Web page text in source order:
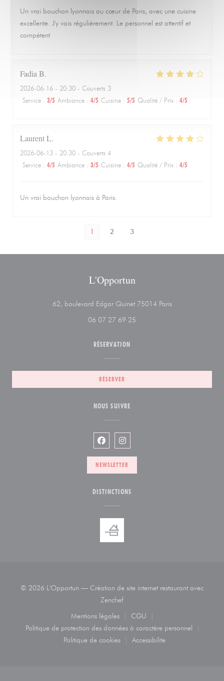
Un vrai bouchon lyonnais au cœur de Paris, avec une cuisine
excellente. J'y vais régulièrement. Le personnel est attentif et
compétent
Fadia B
2026-06-16 - 20:30 - Couverts 3
Service : 3/5 Ambiance : 4/5 Cuisine : 5/5 Qualité / Prix : 4/5
LaurentL
2026-06-13 - 20:30 - Couverts 4
Service : 4/5 Ambiance : 3/5 Cuisine : 4/5 Qualité / Prix : 4/5
Un vrai bouchon lyonnais à Paris.
1 2 3
L'Opportun
62, boulevard Edgar Quinet 75014 Paris((ouvre une
06 07 27 69 25
RÉSERVATION
RÉSERVER
NOUS SUIVRE
Facebook ((ouvre une nouvelle
Instagram ((ouvre une
NEWSLETTER
DISTINCTIONS
© 2026 L'Opportun — Création de site internet restaurant avec
Zenchef((ouvre une nouvelle fenêtre))
Mentions légales
((ouvre une nouvelle fenêtre))
CGU
Politique de protection des données à caractère personnel
((ouvre une nouvelle fenêtre))
Politique de cookies Accessibilite